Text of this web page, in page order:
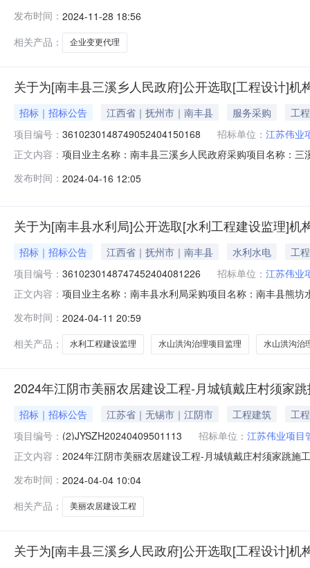
区2.项目基本情况：企业变更代理3.招标内容范围：企
发布时间： 2024-11-28 18:56
相关产品：
企业变更代理
关于为[南丰县三溪乡人民政府]公开选取[工程设计]机
招标｜招标公告 江西省｜抚州市｜南丰县 服务采购
工程
项目编号： 3610230148749052404150168 招标单位： 江苏伟业
正文内容： 项目业主名称：南丰县三溪乡人民政府采购项目名称：
项目工程设计洽谈时间：3（个工作日）签订合同时间：
发布时间： 2024-04-16 12:05
关于为[南丰县水利局]公开选取[水利工程建设监理]机
招标｜招标公告 江西省｜抚州市｜南丰县 水利水电
工程
项目编号： 3610230148747452404081226 招标单位： 江苏伟业
正文内容： 项目业主名称：南丰县水利局采购项目名称：南丰县熊
50%收取服务内容：对南丰县熊坊水山洪沟治理项目委
发布时间： 2024-04-11 20:59
相关产品：
水利工程建设监理 水山洪沟治理项目监理 水山洪沟治
2024年江阴市美丽农居建设工程-月城镇戴庄村须家
招标｜招标公告 江苏省｜无锡市｜江阴市 工程建筑
工程
项目编号： (2)JYSZH20240409501113 招标单位： 江苏伟业项目
正文内容： 2024年江阴市美丽农居建设工程-月城镇戴庄村须家跳施
（标段）的施工进行公开招标，特邀请有兴趣的潜在投
道加铺沥青路
发布时间： 2024-04-04 10:04
相关产品：
美丽农居建设工程
关于为[南丰县三溪乡人民政府]公开选取[工程设计]机